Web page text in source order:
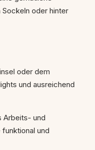
oder hinter
oder dem
und ausreichend
Arbeits- und
und